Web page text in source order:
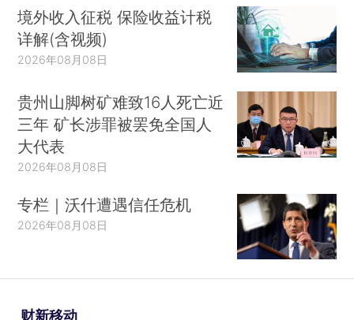
境外收入征税 保险收益计税
详解(含视频)
2026年08月08日
贵州山脚树矿难致16人死亡近
三年 矿长涉罪被罢免全国人
大代表
2026年08月08日
专栏｜沃什遭遇信任危机
2026年08月08日
财新移动